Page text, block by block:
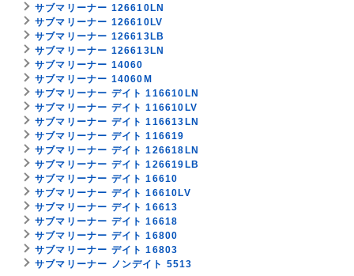
サブマリーナー 126610LN
サブマリーナー 126610LV
サブマリーナー 126613LB
サブマリーナー 126613LN
サブマリーナー 14060
サブマリーナー 14060M
サブマリーナー デイト 116610LN
サブマリーナー デイト 116610LV
サブマリーナー デイト 116613LN
サブマリーナー デイト 116619
サブマリーナー デイト 126618LN
サブマリーナー デイト 126619LB
サブマリーナー デイト 16610
サブマリーナー デイト 16610LV
サブマリーナー デイト 16613
サブマリーナー デイト 16618
サブマリーナー デイト 16800
サブマリーナー デイト 16803
サブマリーナー ノンデイト 5513